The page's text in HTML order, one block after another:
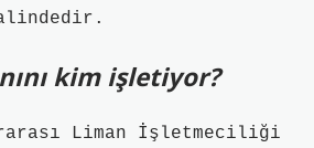
kim işletiyor?
Liman İşletmeciliği